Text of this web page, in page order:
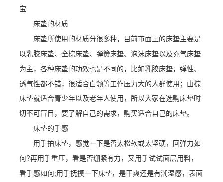
宝
床垫的材质
床垫所使用的材质分很多种，目前市面上的床垫主要是
以乳胶床垫、全棕床垫、弹簧床垫、泡沫床垫以及充气床垫
为主，各种床垫的功效也是不同的，比如乳胶床垫，弹性、
透气性都不错，很适合白领等工作压力大的人群使用；山棕
床垫就适合青少年以及老年人使用，所以大家在选购床垫时
切不可盲目，要了解自己的需求，购买适合自己的床垫。
床垫的手感
用手拍床垫，感觉一下是否太松软或太坚硬，回弹力如
何?再用手重压，看是否绷紧有力，又用手试试面层用料，
看手感如何;用手抚摸一下床垫，是干爽还是有潮湿感，表面